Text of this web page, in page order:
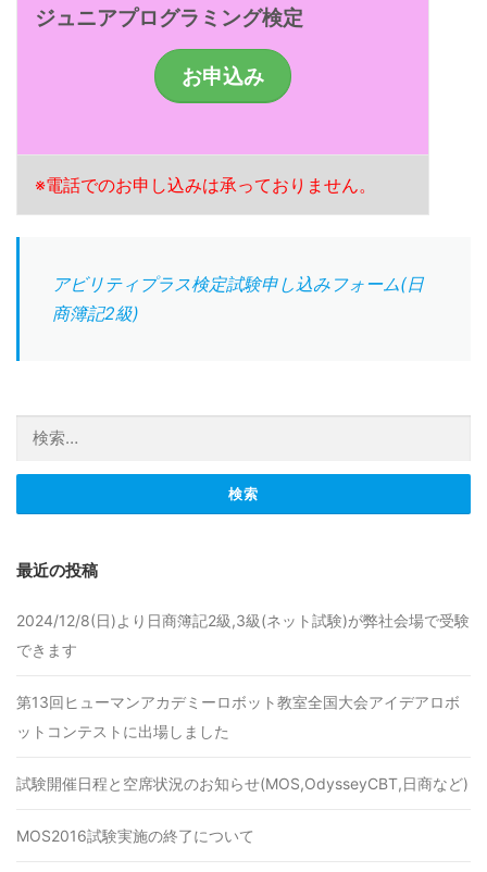
ジュニアプログラミング検定
お申込み
※電話でのお申し込みは承っておりません。
アビリティプラス検定試験申し込みフォーム(日
商簿記2級)
検索:
最近の投稿
2024/12/8(日)より日商簿記2級,3級(ネット試験)が弊社会場で受験
できます
第13回ヒューマンアカデミーロボット教室全国大会アイデアロボ
ットコンテストに出場しました
試験開催日程と空席状況のお知らせ(MOS,OdysseyCBT,日商など)
MOS2016試験実施の終了について